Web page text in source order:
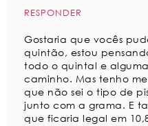
RESPONDER
Gostaria que vocês
quintão, estou
todo o quintal e
caminho. Mas tenho
que não sei o tipo de
junto com a grama. E
que ficaria legal em